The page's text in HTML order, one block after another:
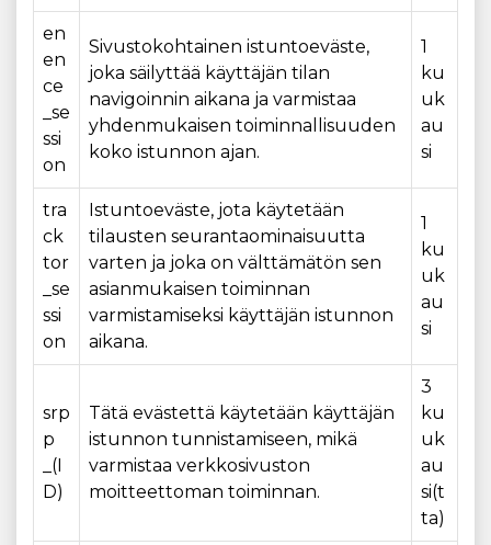
en
en
ce
_se
ssi
on
Sivustokohtainen istuntoeväste,
joka säilyttää käyttäjän tilan
navigoinnin aikana ja varmistaa
yhdenmukaisen toiminnallisuuden
koko istunnon ajan.
1
ku
uk
au
si
tra
ck
tor
_se
ssi
on
Istuntoeväste, jota käytetään
tilausten seurantaominaisuutta
varten ja joka on välttämätön sen
asianmukaisen toiminnan
varmistamiseksi käyttäjän istunnon
aikana.
1
ku
uk
au
si
srp
p
_(I
D)
Tätä evästettä käytetään käyttäjän
istunnon tunnistamiseen, mikä
varmistaa verkkosivuston
moitteettoman toiminnan.
3
ku
uk
au
si(t
ta)